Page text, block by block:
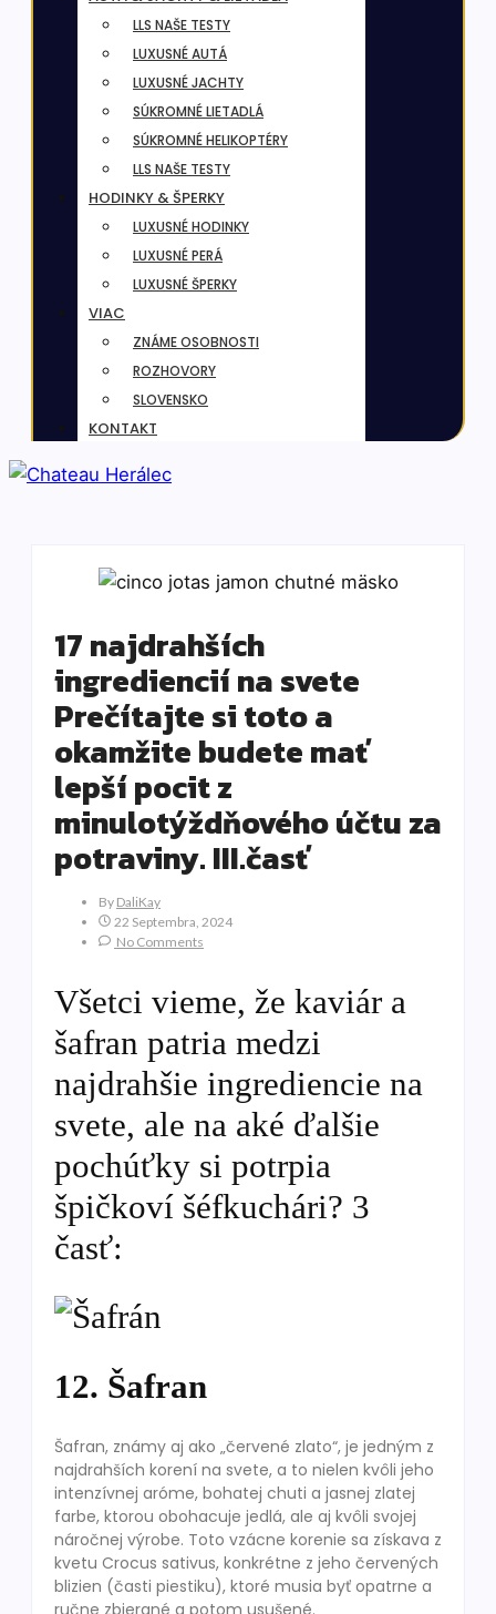
LLS NAŠE TESTY
LUXUSNÉ AUTÁ
LUXUSNÉ JACHTY
SÚKROMNÉ LIETADLÁ
SÚKROMNÉ HELIKOPTÉRY
LLS NAŠE TESTY
HODINKY & ŠPERKY
LUXUSNÉ HODINKY
LUXUSNÉ PERÁ
LUXUSNÉ ŠPERKY
VIAC
ZNÁME OSOBNOSTI
ROZHOVORY
SLOVENSKO
KONTAKT
17 najdrahších
ingrediencií na svete
Prečítajte si toto a
okamžite budete mať
lepší pocit z
minulotýždňového účtu za
potraviny. III.časť
By DaliKay
22 Septembra, 2024
No Comments
Všetci vieme, že kaviár a
šafran patria medzi
najdrahšie ingrediencie na
svete, ale na aké ďalšie
pochúťky si potrpia
špičkoví šéfkuchári? 3
časť:
12. Šafran
Šafran, známy aj ako „červené zlato“, je jedným z
najdrahších korení na svete, a to nielen kvôli jeho
intenzívnej aróme, bohatej chuti a jasnej zlatej
farbe, ktorou obohacuje jedlá, ale aj kvôli svojej
náročnej výrobe. Toto vzácne korenie sa získava z
kvetu Crocus sativus, konkrétne z jeho červených
blizien (časti piestiku), ktoré musia byť opatrne a
ručne zbierané a potom usušené.